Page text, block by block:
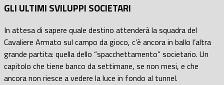
GLI ULTIMI SVILUPPI SOCIETARI
In attesa di sapere quale destino attenderà la squadra del
Cavaliere Armato sul campo da gioco, c’è ancora in ballo l’altra
grande partita: quella dello “spacchettamento” societario. Un
capitolo che tiene banco da settimane, se non mesi, e che
ancora non riesce a vedere la luce in fondo al tunnel.